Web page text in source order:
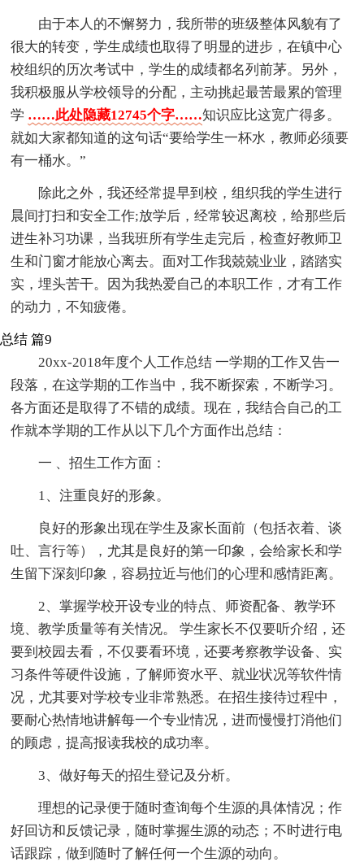
由于本人的不懈努力，我所带的班级整体风貌有了
很大的转变，学生成绩也取得了明显的进步，在镇中心
校组织的历次考试中，学生的成绩都名列前茅。另外，
我积极服从学校领导的分配，主动挑起最苦最累的管理
学 ……此处隐藏12745个字……知识应比这宽广得多。
就如大家都知道的这句话“要给学生一杯水，教师必须要
有一桶水。”
除此之外，我还经常提早到校，组织我的学生进行
晨间打扫和安全工作;放学后，经常较迟离校，给那些后
进生补习功课，当我班所有学生走完后，检查好教师卫
生和门窗才能放心离去。面对工作我兢兢业业，踏踏实
实，埋头苦干。因为我热爱自己的本职工作，才有工作
的动力，不知疲倦。
总结 篇9
20xx-2018年度个人工作总结 一学期的工作又告一
段落，在这学期的工作当中，我不断探索，不断学习。
各方面还是取得了不错的成绩。现在，我结合自己的工
作就本学期的工作从以下几个方面作出总结：
一 、招生工作方面：
1、注重良好的形象。
良好的形象出现在学生及家长面前（包括衣着、谈
吐、言行等），尤其是良好的第一印象，会给家长和学
生留下深刻印象，容易拉近与他们的心理和感情距离。
2、掌握学校开设专业的特点、师资配备、教学环
境、教学质量等有关情况。 学生家长不仅要听介绍，还
要到校园去看，不仅要看环境，还要考察教学设备、实
习条件等硬件设施，了解师资水平、就业状况等软件情
况，尤其要对学校专业非常熟悉。在招生接待过程中，
要耐心热情地讲解每一个专业情况，进而慢慢打消他们
的顾虑，提高报读我校的成功率。
3、做好每天的招生登记及分析。
理想的记录便于随时查询每个生源的具体情况；作
好回访和反馈记录，随时掌握生源的动态；不时进行电
话跟踪，做到随时了解任何一个生源的动向。